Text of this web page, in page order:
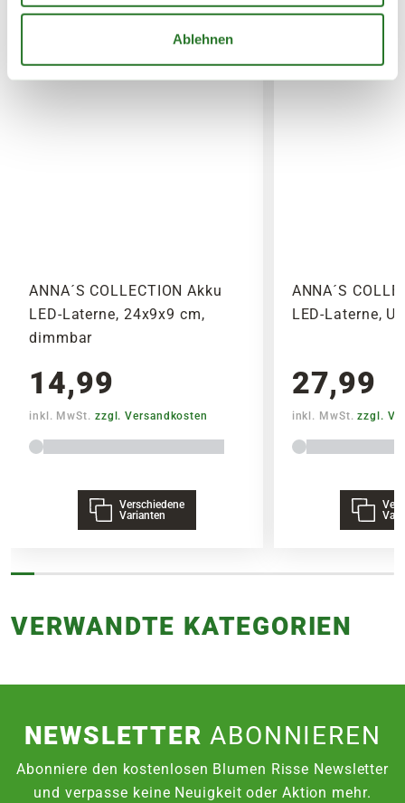
Ablehnen
6,95€für Standardpakete (z.B.Dünger oder
7,95€für größere Pakete (z.B. Pflanzen oder
ANNA´S COLLECTION Akku
LED-Laterne, 24x9x9 cm,
dimmbar
14,99
inkl. MwSt. zzgl. Versandkosten
Verschiedene
Varianten
ANNA´S
LED-Laterne,
27,99
inkl. MwSt.zzgl.
VERWANDTE KATEGORIEN
NEWSLETTERABONNIEREN
Abonniere den kostenlosen Blumen Risse Newsletter
und verpasse keine Neuigkeit oder Aktion mehr.